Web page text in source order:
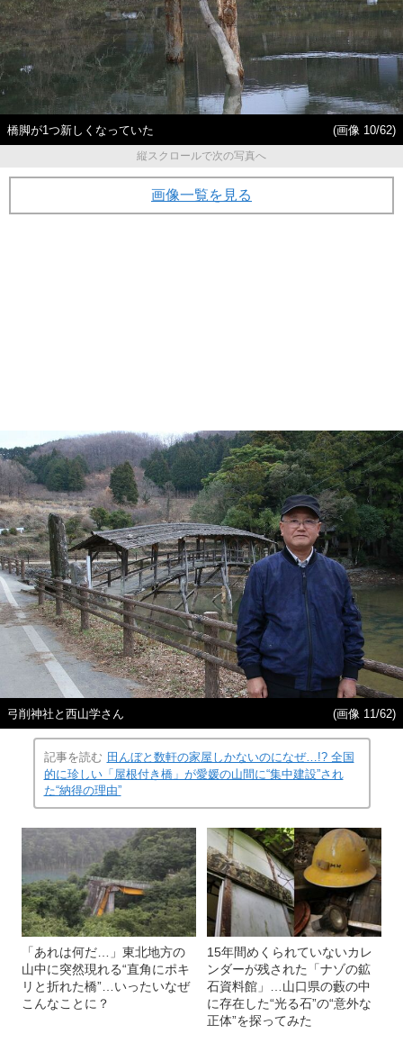
橋脚が1つ新しくなっていた
(画像 10/62)
縦スクロールで次の写真へ
画像一覧を見る
弓削神社と西山学さん (画像 11/62)
記事を読む 田んぼと数軒の家屋しかないのになぜ…!? 全国
的に珍しい「屋根付き橋」が愛媛の山間に“集中建設”され
た“納得の理由”
「あれは何だ…」東北地方の
山中に突然現れる“直角にポキ
リと折れた橋”…いったいなぜ
こんなことに？
15年間めくられていないカレ
ンダーが残された「ナゾの鉱
石資料館」…山口県の藪の中
に存在した“光る石”の“意外な
正体”を探ってみた